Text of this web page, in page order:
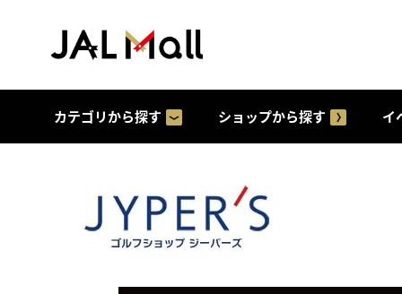
カテゴリから探す ショップから探す イ